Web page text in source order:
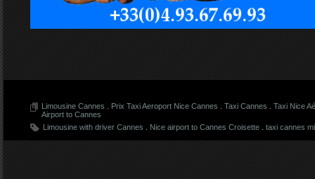
Limousine Cannes Prix Taxi Aeroport Nice Cannes Taxi Cannes
Taxi Nice
Airport to Cannes
Limousine with driver Cannes
Nice airport to Cannes Croisette taxi cannes